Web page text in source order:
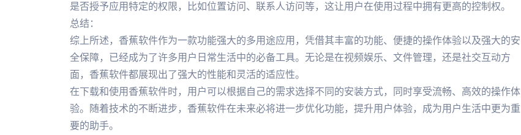
是否授予应用特定的权限，比如位置访问、联系人访问等，这让用户在使用过程中拥有更高的控制权。
总结：
综上所述，香蕉软件作为一款功能强大的多用途应用，凭借其丰富的功能、便捷的操作体验以及强大的安
全保障，已经成为了许多用户日常生活中的必备工具。无论是在视频娱乐、文件管理，还是社交互动方
面，香蕉软件都展现出了强大的性能和灵活的适应性。
在下载和使用香蕉软件时，用户可以根据自己的需求选择不同的安装方式，同时享受流畅、高效的操作体
验。随着技术的不断进步，香蕉软件在未来必将进一步优化功能，提升用户体验，成为用户生活中更为重
要的助手。